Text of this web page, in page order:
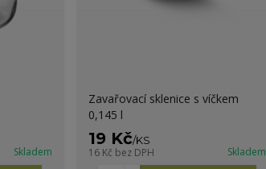
Skladem
Zavařovací sklenice s víčkem
0,145 l
19 Kč/KS
16 Kč bez DPH Skladem